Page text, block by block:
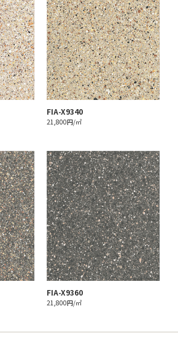
FIA-X9340
21,800円/㎡
FIA-X9360
21,800円/㎡